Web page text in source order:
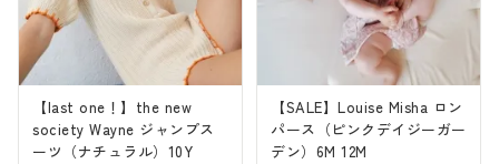
【last one！】the new
society Wayne ジャンプス
ーツ（ナチュラル）10Y
【SALE】Louise Misha ロン
パース（ピンクデイジーガー
デン）6M 12M